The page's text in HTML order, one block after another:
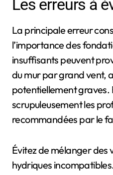
Les erreurs à
La principale erreur
l’importance des
insuffisants peuvent
du mur par grand vent,
potentiellement graves.
scrupuleusement les
recommandées par le
Évitez de mélanger des
hydriques